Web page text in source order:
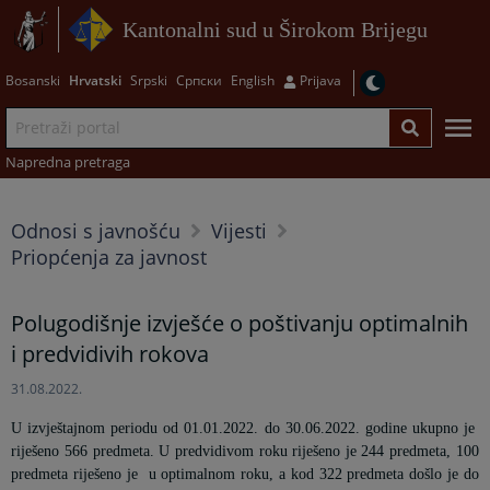
Kantonalni sud u Širokom Brijegu
Bosanski Hrvatski Srpski Српски English Prijava
Napredna pretraga
Odnosi s javnošću
Vijesti
Priopćenja za javnost
Polugodišnje izvješće o poštivanju optimalnih
i predvidivih rokova
31.08.2022.
U izvještajnom periodu od 01.01.2022. do 30.06.2022. godine ukupno je
riješeno 566 predmeta. U predvidivom roku riješeno je244 predmeta, 100
predmeta riješeno je
u optimalnom roku, a kod 322predmeta došlo je do